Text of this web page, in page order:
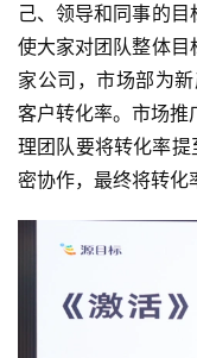
己、领导和同事的目
使大家对团队整体
家公司，市场部为
客户转化率。市场
理团队要将转化率提
密协作，最终将转化